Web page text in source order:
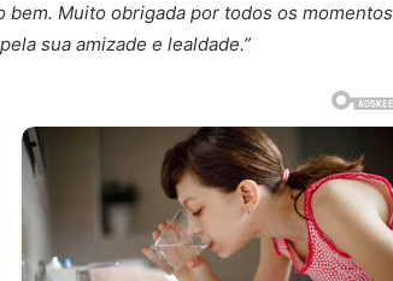
Muito obrigada por todos os momentos
sua amizade e lealdade.”